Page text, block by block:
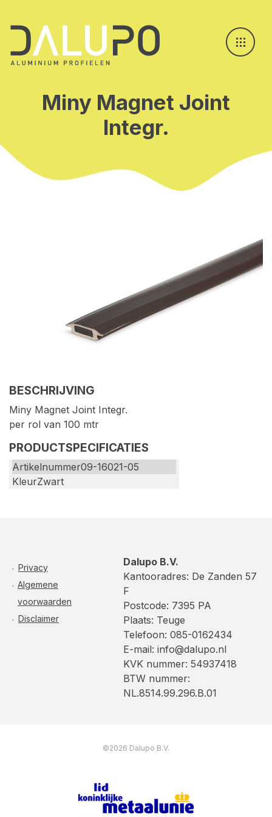
Miny Magnet Joint
Integr.
BESCHRIJVING
Miny Magnet Joint Integr.
per rol van 100 mtr
PRODUCTSPECIFICATIES
Artikelnummer09-16021-05
KleurZwart
Privacy
Algemene
voorwaarden
Disclaimer
Dalupo B.V.
Kantooradres: De Zanden 57
F
Postcode: 7395 PA
Plaats: Teuge
Telefoon: 085-0162434
E-mail: info@dalupo.nl
KVK nummer: 54937418
BTW nummer:
NL.8514.99.296.B.01
©2026 Dalupo B.V.